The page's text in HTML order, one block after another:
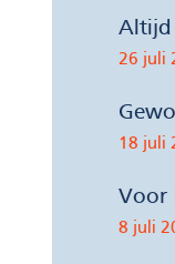
Altijd
26 juli
18 juli
Voor
8 juli